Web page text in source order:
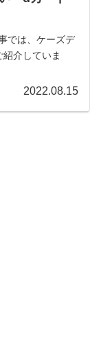
では、ケーズデ
介していま
2022.08.15